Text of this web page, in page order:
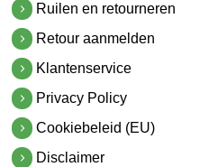
Ruilen en retourneren
Retour aanmelden
Klantenservice
Privacy Policy
Cookiebeleid (EU)
Disclaimer